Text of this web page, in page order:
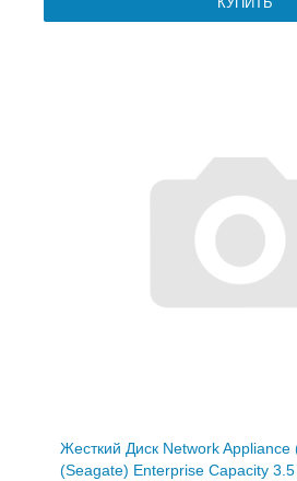
Жесткий Диск Network Appliance
(Seagate) Enterprise Capacity